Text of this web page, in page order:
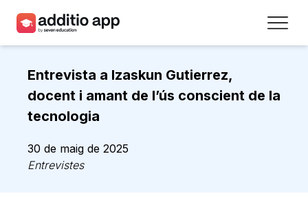
Centres
Recursos
Plans
Entrevista a Izaskun Gutierrez,
docent i amant de l’ús conscient de la
tecnologia
30 de maig de 2025
Entrevistes